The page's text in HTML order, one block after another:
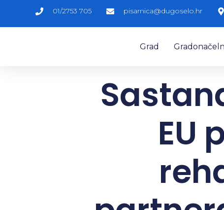
01/2753 705 pisarnica@dugoselo.hr
Grad
EU